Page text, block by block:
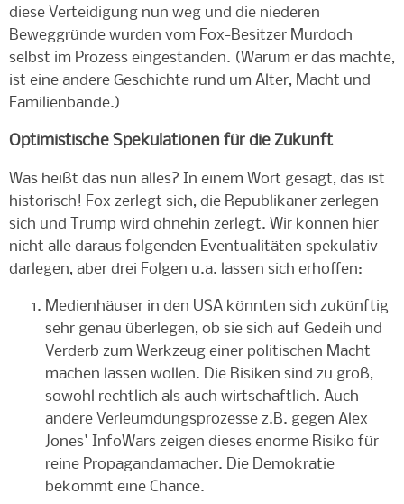
diese Verteidigung nun weg und die niederen
Beweggründe wurden vom Fox-Besitzer Murdoch
selbst im Prozess eingestanden. (Warum er das machte,
ist eine andere Geschichte rund um Alter, Macht und
Familienbande.)
Optimistische Spekulationen für die Zukunft
Was heißt das nun alles? In einem Wort gesagt, das ist
historisch! Fox zerlegt sich, die Republikaner zerlegen
sich und Trump wird ohnehin zerlegt. Wir können hier
nicht alle daraus folgenden Eventualitäten spekulativ
darlegen, aber drei Folgen u.a. lassen sich erhoffen:
Medienhäuser in den USA könnten sich zukünftig
sehr genau überlegen, ob sie sich auf Gedeih und
Verderb zum Werkzeug einer politischen Macht
machen lassen wollen. Die Risiken sind zu groß,
sowohl rechtlich als auch wirtschaftlich. Auch
andere Verleumdungsprozesse z.B. gegen Alex
Jones' InfoWars zeigen dieses enorme Risiko für
reine Propagandamacher. Die Demokratie
bekommt eine Chance.